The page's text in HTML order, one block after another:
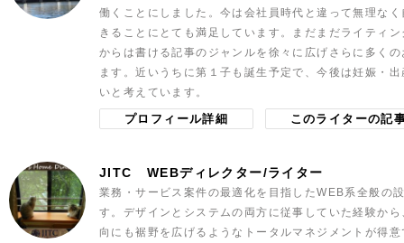
働くことにしました。今は会社員時代と違って無理な
きることにとても満足しています。まだまだライティ
からは書ける記事のジャンルを徐々に広げさらに多く
ます。近いうちに第１子も誕生予定で、今後は妊娠・
いと考えています。
プロフィール詳細 このライターの記
JITC WEBディレクター/ライター
業務・サービス案件の最適化を目指したWEB系全般の
す。デザインとシステムの両方に従事していた経験か
向にも裾野を広げるようなトータルマネジメントが得